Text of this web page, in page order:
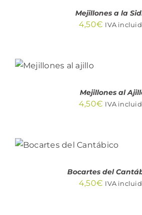
Mejillones a la
4,50€ IVA
CARRITO
Mejillones al
4,50€ IVA
CARRITO
/
Bocartes del
4,50€ IVA